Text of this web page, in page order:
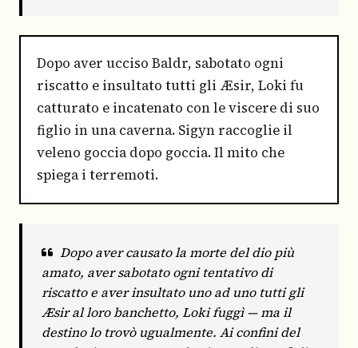
Dopo aver ucciso Baldr, sabotato ogni
riscatto e insultato tutti gli Æsir, Loki fu
catturato e incatenato con le viscere di suo
figlio in una caverna. Sigyn raccoglie il
veleno goccia dopo goccia. Il mito che
spiega i terremoti.
Dopo aver causato la morte del dio più
amato, aver sabotato ogni tentativo di
riscatto e aver insultato uno ad uno tutti gli
Æsir al loro banchetto, Loki fuggì — ma il
destino lo trovò ugualmente. Ai confini del